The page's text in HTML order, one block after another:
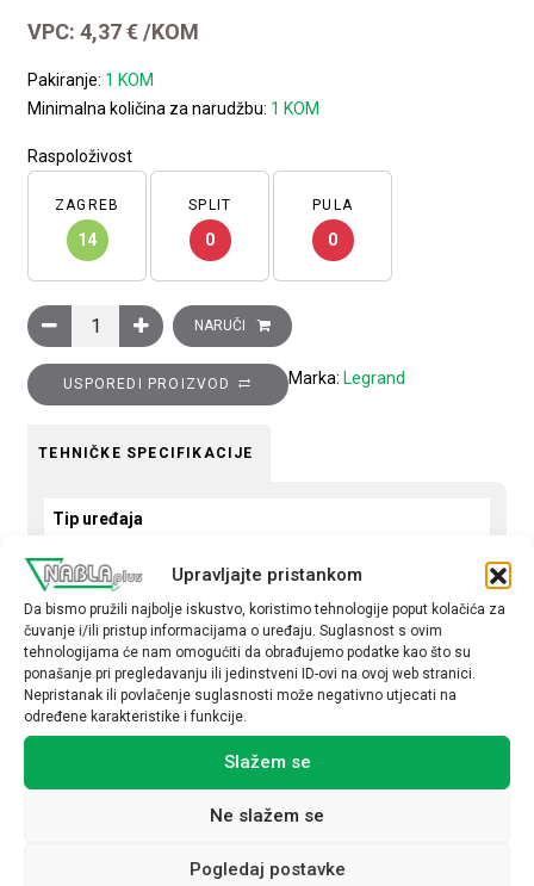
Upravljajte pristankom
Da bismo pružili najbolje iskustvo, koristimo tehnologije poput kolačića za
čuvanje i/ili pristup informacijama o uređaju. Suglasnost s ovim
tehnologijama će nam omogućiti da obrađujemo podatke kao što su
ponašanje pri pregledavanju ili jedinstveni ID-ovi na ovoj web stranici.
Nepristanak ili povlačenje suglasnosti može negativno utjecati na
određene karakteristike i funkcije.
Slažem se
Ne slažem se
Pogledaj postavke
VPC:4,37€ /KOM
Pakiranje: 1 KOM
Minimalna količina za narudžbu: 1 KOM
Raspoloživost
ZAGREB
14
SPLIT
0
PULA
0
Ukrasni okvir Clasia, 2 modula, crni mat količina
NARUČI
USPOREDI PROIZVOD Marka: Legrand
TEHNIČKE SPECIFIKACIJE
Tip uređaja
Okvir
dvostruki
Povezani proizvodi